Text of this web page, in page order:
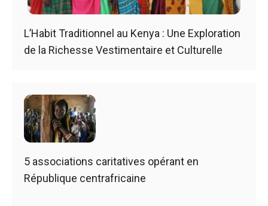
L’Habit Traditionnel au Kenya : Une Exploration
de la Richesse Vestimentaire et Culturelle
5 associations caritatives opérant en
République centrafricaine